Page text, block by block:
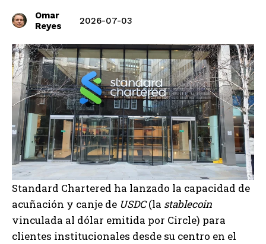
Omar
Reyes
2026-07-03
Standard Chartered ha lanzado la capacidad de
acuñación y canje de USDC(la stablecoin
vinculada al dólar emitida por Circle) para
clientes institucionales desde su centro en el